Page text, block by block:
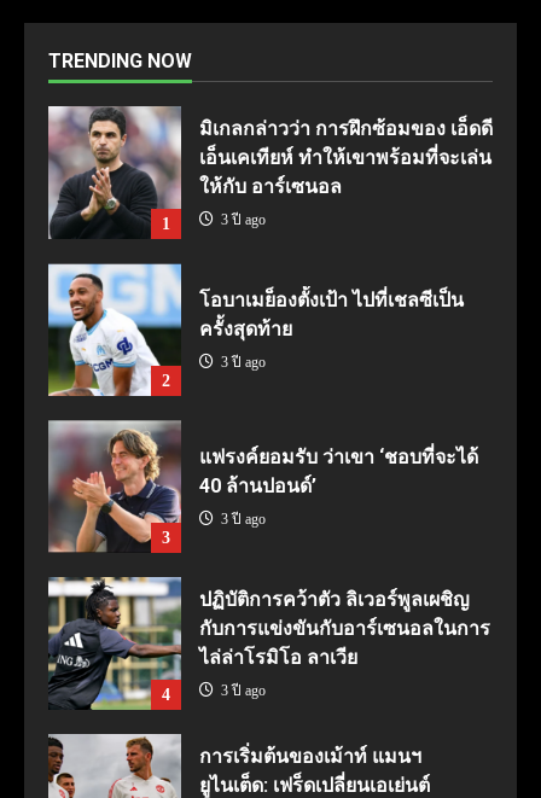
TRENDING NOW
1
มิเกลกล่าวว่า การฝึกซ้อมของ เอ็ดดี
เอ็นเคเทียห์ ทำให้เขาพร้อมที่จะเล่น
ให้กับ อาร์เซนอล
3 ปี ago
2
โอบาเมย็องตั้งเป้า ไปที่เชลซีเป็น
ครั้งสุดท้าย
3 ปี ago
3
แฟรงค์ยอมรับ ว่าเขา ‘ชอบที่จะได้
40 ล้านปอนด์’
3 ปี ago
4
ปฏิบัติการคว้าตัว ลิเวอร์พูลเผชิญ
กับการแข่งขันกับอาร์เซนอลในการ
ไล่ล่าโรมิโอ ลาเวีย
3 ปี ago
การเริ่มต้นของเม้าท์ แมนฯ
ยูไนเต็ด: เฟร็ดเปลี่ยนเอเย่นต์